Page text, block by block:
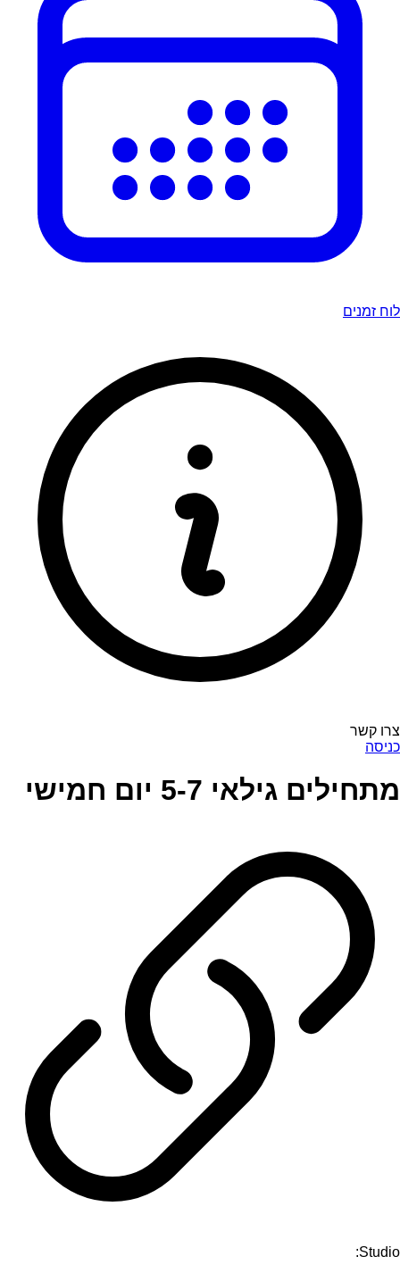
לוח זמנים
צרו קשר
כניסה
מתחילים גילאי 5-7 יום חמישי
Studio: